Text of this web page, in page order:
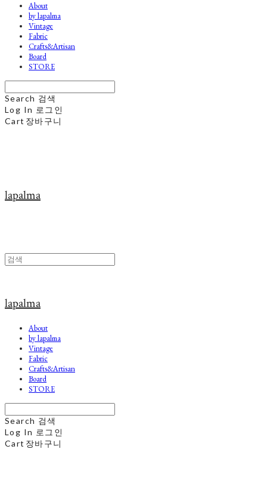
About
by lapalma
Vintage
Fabric
Crafts&Artisan
Board
STORE
Search 검색
Log In 로그인
Cart 장바구니
lapalma
lapalma
About
by lapalma
Vintage
Fabric
Crafts&Artisan
Board
STORE
Search 검색
Log In 로그인
Cart 장바구니